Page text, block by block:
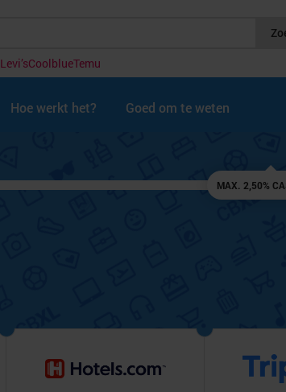
Levi’sCoolblueTemu
Hoe werkt het? Goed om te weten
MAX. 2,50%